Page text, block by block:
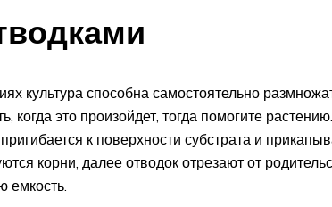
культура способна самостоятельно
когда это произойдет, тогда помогите
к поверхности субстрата и
корни, далее отводок отрезают от
емкость.